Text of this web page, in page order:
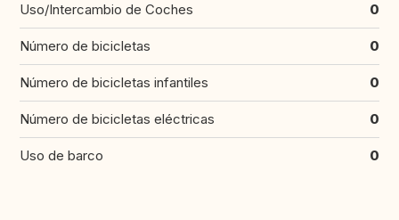
Uso/Intercambio de Coches 0
Número de bicicletas 0
Número de bicicletas infantiles 0
Número de bicicletas eléctricas 0
Uso de barco 0